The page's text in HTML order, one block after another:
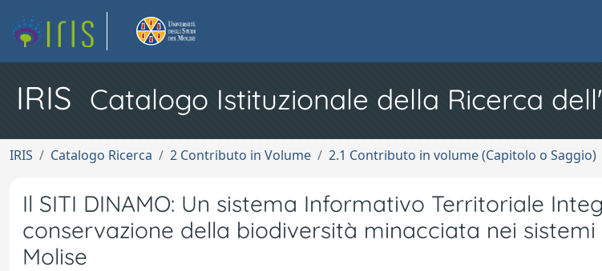
IRIS Catalogo Istituzionale della Ricerca
IRIS Catalogo Ricerca 2 Contributo in Volume 2.1 Contributo in volume (Capitolo o Saggio)
Il SITI DINAMO: Un sistema Informativo Territoriale
conservazione della biodiversità minacciata nei
Molise